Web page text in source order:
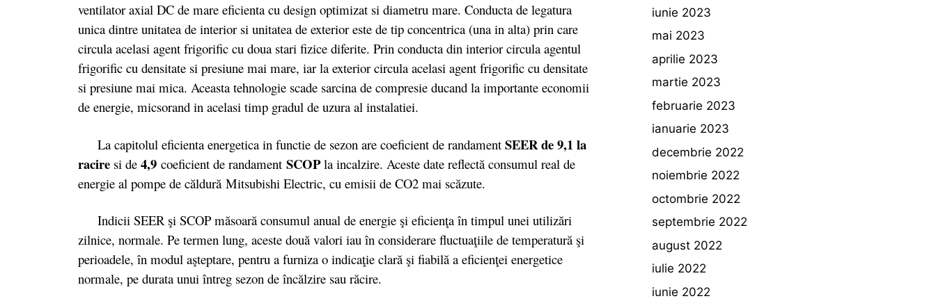
ventilator axial DC de mare eficienta cu design optimizat si diametru mare. Conducta de legatura
unica dintre unitatea de interior si unitatea de exterior este de tip concentrica (una in alta) prin care
circula acelasi agent frigorific cu doua stari fizice diferite. Prin conducta din interior circula agentul
frigorific cu densitate si presiune mai mare, iar la exterior circula acelasi agent frigorific cu densitate
si presiune mai mica. Aceasta tehnologie scade sarcina de compresie ducand la importante economii
de energie, micsorand in acelasi timp gradul de uzura al instalatiei.
La capitolul eficienta energetica in functie de sezon are coeficient de randament SEER de 9,1 la
racire si de 4,9 coeficient de randament SCOPla incalzire. Aceste date reflectă consumul real de
energie al pompe de căldură Mitsubishi Electric, cu emisii de CO2 mai scăzute.
Indicii SEER şi SCOP măsoară consumul anual de energie şi eficienţa în timpul unei utilizări
zilnice, normale. Pe termen lung, aceste două valori iau în considerare fluctuaţiile de temperatură şi
perioadele, în modul aşteptare, pentru a furniza o indicaţie clară şi fiabilă a eficienţei energetice
normale, pe durata unui întreg sezon de încălzire sau răcire.
iunie 2023
mai 2023
aprilie 2023
martie 2023
februarie 2023
ianuarie 2023
decembrie 2022
noiembrie 2022
octombrie 2022
septembrie 2022
august 2022
iulie 2022
iunie 2022